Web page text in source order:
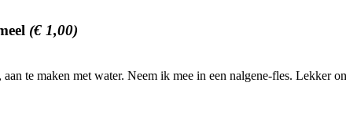
(€ 1,00)
te maken met water. Neem ik mee in een nalgene-fles. Lekker